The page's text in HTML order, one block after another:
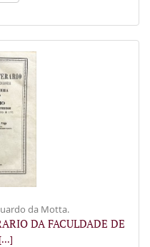
da Motta.
DA FACULDADE DE
[...]